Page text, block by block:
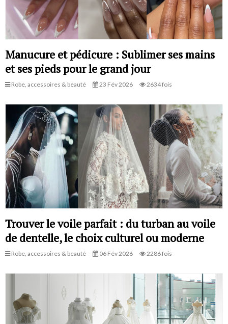
Manucure et pédicure : Sublimer ses mains
et ses pieds pour le grand jour
Robe, accessoires & beauté 23 Fév 2026 2634 fois
Trouver le voile parfait : du turban au voile
de dentelle, le choix culturel ou moderne
Robe, accessoires & beauté 06 Fév 2026 2286 fois